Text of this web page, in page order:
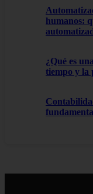
humanos:
¿Qué es
tiempo y la